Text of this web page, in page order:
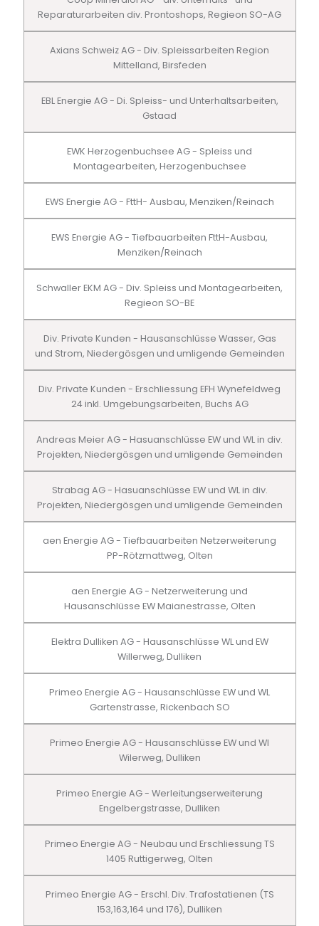
Reparaturarbeiten div. Prontoshops, Regieon SO-AG
Axians Schweiz AG - Div. Spleissarbeiten Region
Mittelland, Birsfeden
EBL Energie AG - Di. Spleiss- und Unterhaltsarbeiten,
Gstaad
EWK Herzogenbuchsee AG - Spleiss und
Montagearbeiten, Herzogenbuchsee
EWS Energie AG - FttH- Ausbau, Menziken/Reinach
EWS Energie AG - Tiefbauarbeiten FttH-Ausbau,
Menziken/Reinach
Schwaller EKM AG - Div. Spleiss und Montagearbeiten,
Regieon SO-BE
Div. Private Kunden - Hausanschlüsse Wasser, Gas
und Strom, Niedergösgen und umligende Gemeinden
Div. Private Kunden - Erschliessung EFH Wynefeldweg
24 inkl. Umgebungsarbeiten, Buchs AG
Andreas Meier AG - Hasuanschlüsse EW und WL in div.
Projekten, Niedergösgen und umligende Gemeinden
Strabag AG - Hasuanschlüsse EW und WL in div.
Projekten, Niedergösgen und umligende Gemeinden
aen Energie AG - Tiefbauarbeiten Netzerweiterung
PP-Rötzmattweg, Olten
aen Energie AG - Netzerweiterung und
Hausanschlüsse EW Maianestrasse, Olten
Elektra Dulliken AG - Hausanschlüsse WL und EW
Willerweg, Dulliken
Primeo Energie AG - Hausanschlüsse EW und WL
Gartenstrasse, Rickenbach SO
Primeo Energie AG - Hausanschlüsse EW und Wl
Wilerweg, Dulliken
Primeo Energie AG - Werleitungserweiterung
Engelbergstrasse, Dulliken
Primeo Energie AG - Neubau und Erschliessung TS
1405 Ruttigerweg, Olten
Primeo Energie AG - Erschl. Div. Trafostatienen (TS
153,163,164 und 176), Dulliken